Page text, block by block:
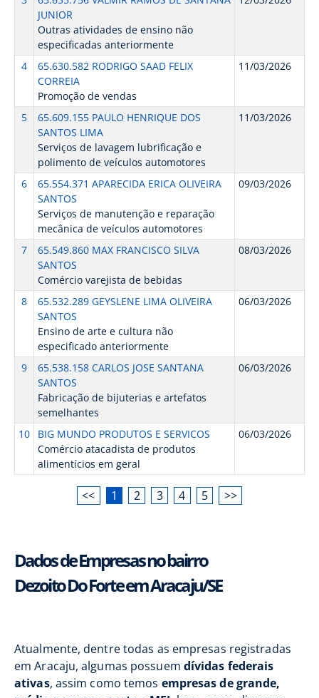
JUNIOR
Outras atividades de ensino não
especificadas anteriormente
4
65.630.582 RODRIGO SAAD FELIX
CORREIA
Promoção de vendas
11/03/2026
5
65.609.155 PAULO HENRIQUE DOS
SANTOS LIMA
Serviços de lavagem lubrificação e
polimento de veículos automotores
11/03/2026
6
65.554.371 APARECIDA ERICA OLIVEIRA
SANTOS
Serviços de manutenção e reparação
mecânica de veículos automotores
09/03/2026
7
65.549.860 MAX FRANCISCO SILVA
SANTOS
Comércio varejista de bebidas
08/03/2026
8
65.532.289 GEYSLENE LIMA OLIVEIRA
SANTOS
Ensino de arte e cultura não
especificado anteriormente
06/03/2026
9
65.538.158 CARLOS JOSE SANTANA
SANTOS
Fabricação de bijuterias e artefatos
semelhantes
06/03/2026
10
BIG MUNDO PRODUTOS E SERVICOS
Comércio atacadista de produtos
alimentícios em geral
06/03/2026
<< 1 2 3 4 5 >>
Dados de Empresas no bairro
Dezoito Do Forte em Aracaju/SE
Atualmente, dentre todas as empresas registradas
em Aracaju, algumas possuem dívidas federais
ativas, assim como temos empresas de grande,